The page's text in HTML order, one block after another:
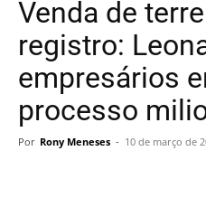
Venda de
registro:
empresários
processo
Por Rony Meneses - 10 de março de